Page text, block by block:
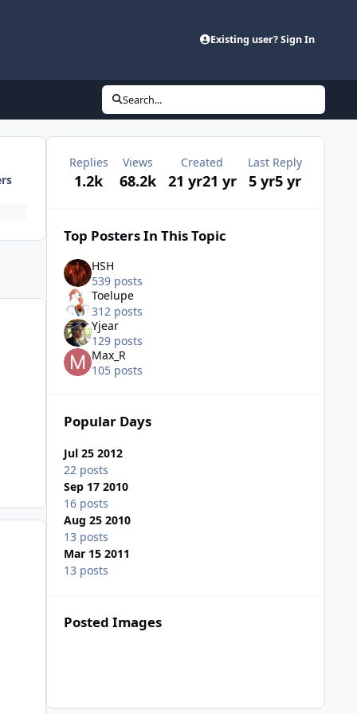
Existing user? Sign In
Search...
Replies
1.2k
Views
68.2k
Created
21 yr21 yr
Last Reply
5 yr5 yr
Top Posters In This Topic
HSH
539 posts
Toelupe
312 posts
Yjear
129 posts
Max_R
105 posts
Popular Days
Jul 25 2012
22 posts
Sep 17 2010
16 posts
Aug 25 2010
13 posts
Mar 15 2011
13 posts
Posted Images